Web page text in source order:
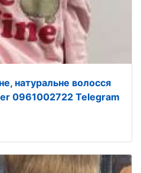
натуральне волосся
0961002722 Telegram